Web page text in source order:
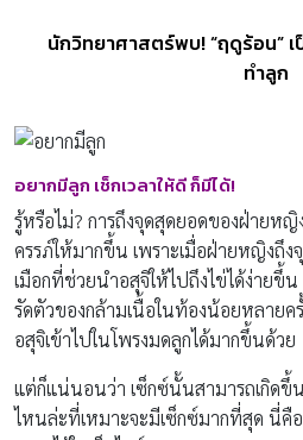
นักวิทยาศาสตร์พบ! “ฤดูร้อน” เ
ทำลูก
อยากมีลูก เช็กเวลาให้ดี ก็มีได้!
รู้หรือไม่? การถึงจุดสุดยอดของฝ่ายหญิ
ครรภ์ให้มากขึ้น เพราะเมื่อฝ่ายหญิงถึ
เมือกที่ช่วยนำอสุจิให้ไปถึงไข่ได้ง่ายขึ้
รัดตัวของกล้ามเนื้อในท้องน้อยหลายค
อสุจิเข้าไปในโพรงมดลูกได้มากขึ้นด้วย
แต่ก็แน่นอนว่า เซ็กซ์นั้นสามารถเกิดขึ้น
ไหนล่ะที่เหมาะจะมีเซ็กซ์มากที่สุด นี่คื